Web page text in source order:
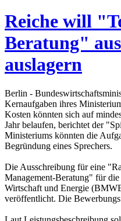
Reiche will
Beratung"
auslagern
Berlin -
Kernaufgaben ihres
Kosten könnten sich auf
Jahr belaufen, berichtet der
Ministeriums könnten die
Begründung eines Sprechers.
Die Ausschreibung für eine
Management-Beratung" für
Wirtschaft und Energie
veröffentlicht. Die